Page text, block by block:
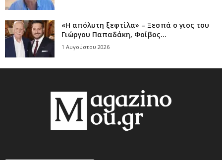
«Η απόλυτη ξεφτίλα» – Ξεσπά ο γιος του
Γιώργου Παπαδάκη, Φοίβος...
1 Αυγούστου 2026